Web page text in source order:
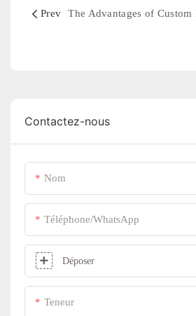
Prev
Contactez-nous
Nom
Téléphone/WhatsApp
Déposer
Teneur